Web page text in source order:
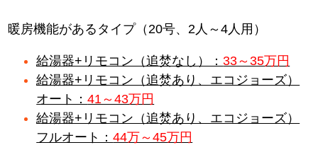
暖房機能があるタイプ（20号、2人～4人用）
給湯器+リモコン（追焚なし）：33～35万円
給湯器+リモコン（追焚あり、エコジョーズ）
オート：41～43万円
給湯器+リモコン（追焚あり、エコジョーズ）
フルオート：44万～45万円